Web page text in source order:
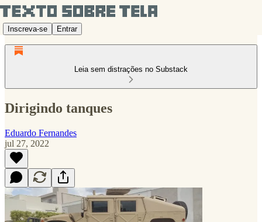
Inscreva-se Entrar
Leia sem distrações no Substack
Dirigindo tanques
Eduardo Fernandes
jul 27, 2022